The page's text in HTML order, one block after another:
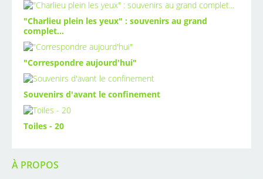
"Charlieu plein les yeux" : souvenirs au grand
complet...
"Correspondre aujourd'hui"
Souvenirs d'avant le confinement
Toiles - 20
À PROPOS